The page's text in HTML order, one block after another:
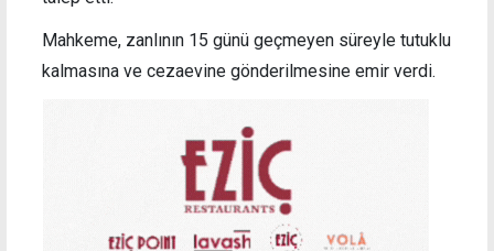
Mahkeme, zanlının 15 günü geçmeyen süreyle tutuklu
kalmasına ve cezaevine gönderilmesine emir verdi.